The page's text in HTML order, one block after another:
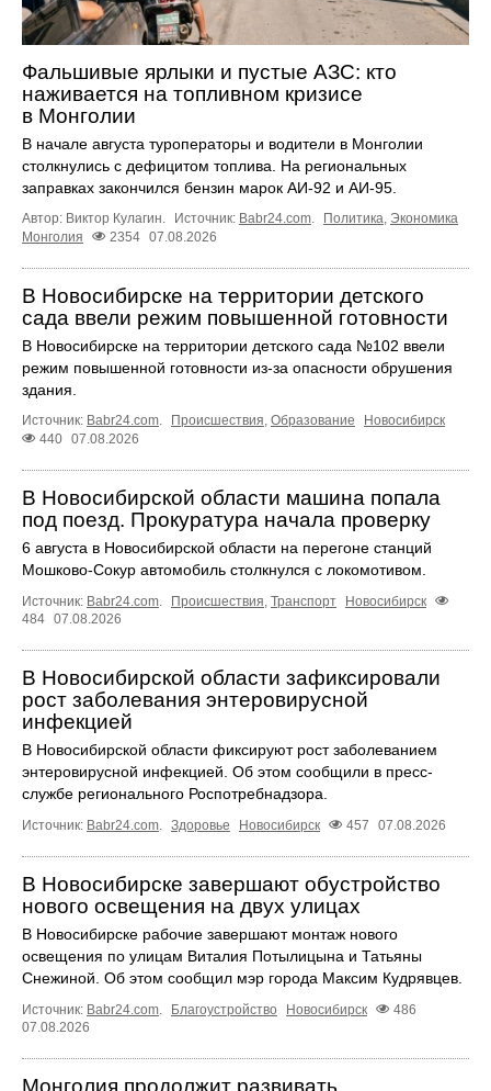
Фальшивые ярлыки и пустые АЗС: кто
наживается на топливном кризисе
в Монголии
В начале августа туроператоры и водители в Монголии
столкнулись с дефицитом топлива. На региональных
заправках закончился бензин марок АИ-92 и АИ-95.
Автор: Виктор Кулагин. Источник: Babr24.com Политика Экономика
Монголия
2354 07.08.2026
В Новосибирске на территории детского
сада ввели режим повышенной готовности
В Новосибирске на территории детского сада №102 ввели
режим повышенной готовности из-за опасности обрушения
здания.
Источник: Babr24.com Происшествия Образование
Новосибирск
440 07.08.2026
В Новосибирской области машина попала
под поезд. Прокуратура начала проверку
6 августа в Новосибирской области на перегоне станций
Мошково-Сокур автомобиль столкнулся с локомотивом.
Источник: Babr24.com. Происшествия, Транспорт
Новосибирск
484 07.08.2026
В Новосибирской области зафиксировали
рост заболевания энтеровирусной
инфекцией
В Новосибирской области фиксируют рост заболеванием
энтеровирусной инфекцией. Об этом сообщили в пресс-
службе регионального Роспотребнадзора.
Источник: Babr24.com. Здоровье Новосибирск 457 07.08.2026
В Новосибирске завершают обустройство
нового освещения на двух улицах
В Новосибирске рабочие завершают монтаж нового
освещения по улицам Виталия Потылицына и Татьяны
Снежиной. Об этом сообщил мэр города Максим Кудрявцев.
Источник: Babr24.com. Благоустройство Новосибирск
486
07.08.2026
Монголия продолжит развивать